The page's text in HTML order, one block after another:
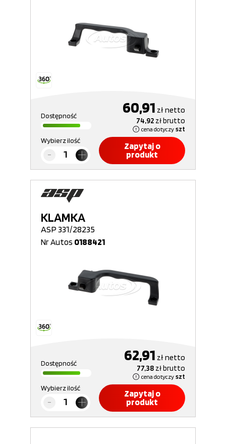
Dostępność 60,91 złnetto
74,92 złbrutto
cena dotyczy szt
Wybierz ilość
Zapytaj o
produkt
KLAMKA
ASP 331/28235
Nr Autos 0188421
Dostępność 62,91 złnetto
77,38 złbrutto
cena dotyczy szt
Wybierz ilość
Zapytaj o
produkt